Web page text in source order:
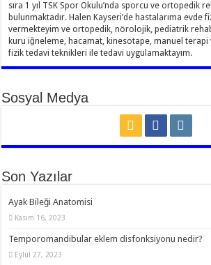
sıra 1 yıl TSK Spor Okulu’nda sporcu ve ortopedik
bulunmaktadır. Halen Kayseri’de hastalarıma evde
vermekteyim ve ortopedik, nörolojik, pediatrik
kuru iğneleme, hacamat, kinesotape, manuel
fizik tedavi teknikleri ile tedavi uygulamaktayım.
Sosyal Medya
Son Yazılar
Ayak Bileği Anatomisi
Kasım 16, 2023
Temporomandibular eklem disfonksiyonu nedir?
Eylül 27, 2023